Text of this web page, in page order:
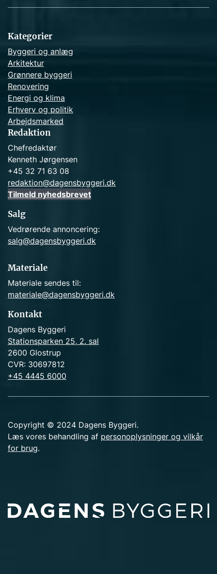
Kategorier
Byggeri og anlæg
Arkitektur
Grønnere byggeri
Renovering
Energi og klima
Erhverv og politik
Arbejdsmarked
Redaktion
Chefredaktør
Kenneth Jørgensen
+45 32 71 63 08
redaktion@dagensbyggeri.dk
Tilmeld nyhedsbrevet
Salg
Vedrørende annoncering:
salg@dagensbyggeri.dk
Materiale
Materiale sendes til:
materiale@dagensbyggeri.dk
Kontakt
Dagens Byggeri
Stationsparken 25, 2. sal
2600 Glostrup
CVR: 30697812
+45 4445 6000
Copyright © 2024 Dagens Byggeri.
Læs vores behandling af personoplysninger og vilkår
for brug.